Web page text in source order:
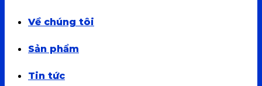
Về chúng tôi
Sản phẩm
Tin tức